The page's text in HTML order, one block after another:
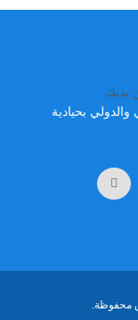
بحيادية
محفوظة.